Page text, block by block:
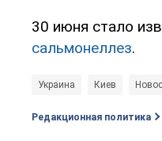
30 июня стало
сальмонеллез.
Украина Киев
Редакционная политика